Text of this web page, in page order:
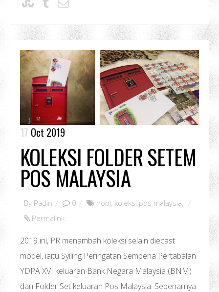
17 Oct 2019
KOLEKSI FOLDER SETEM
POS MALAYSIA
By Padin 0 hobi, koleksi pos malaysia,
Permalink
2019 ini, PR menambah koleksi selain diecast
model, iaitu Syiling Peringatan Sempena Pertabalan
YDPA XVI keluaran Bank Negara Malaysia (BNM)
dan Folder Set keluaran Pos Malaysia. Sebenarnya